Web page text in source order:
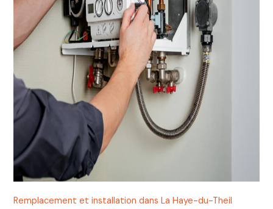
Remplacement et installation dans La Haye-du-Theil